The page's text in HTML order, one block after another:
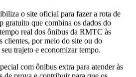
o site oficial para fazer a rota de
gratuito que combina os dados do
real dos ônibus da RMTC às
clientes, por meio do site ou do
trajeto e economizar tempo.
com ônibus extra para atender às